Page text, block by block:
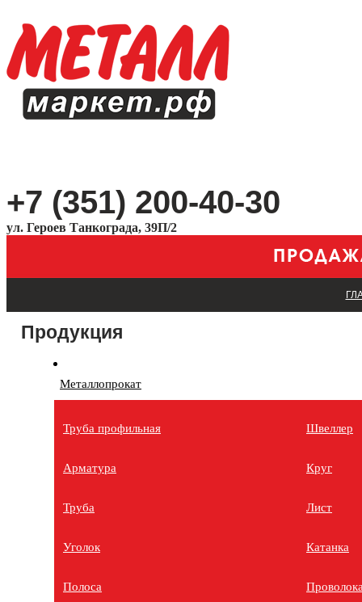
+7 (351) 200-40-30
ул. Героев Танкограда, 39П/2
Продукция
Металлопрокат
Труба профильная
Арматура
Труба
Уголок
Полоса
Швеллер
Круг
Лист
Катанка